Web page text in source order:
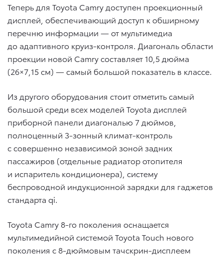
Теперь для Toyota Camry доступен проекционный
дисплей, обеспечивающий доступ к обширному
перечню информации — от мультимедиа
до адаптивного круиз-контроля. Диагональ области
проекции новой Camry составляет 10,5 дюйма
(26×7,15 cм) — самый большой показатель в классе.
Из другого оборудования стоит отметить самый
большой среди всех моделей Toyota дисплей
приборной панели диагональю 7 дюймов,
полноценный 3-зонный климат-контроль
с совершенно независимой зоной задних
пассажиров (отдельные радиатор отопителя
и испаритель кондиционера), систему
беспроводной индукционной зарядки для гаджетов
стандарта qi.
Toyota Camry 8-го поколения оснащается
мультимедийной системой Toyota Touch нового
поколения с 8-дюймовым тачскрин-дисплеем